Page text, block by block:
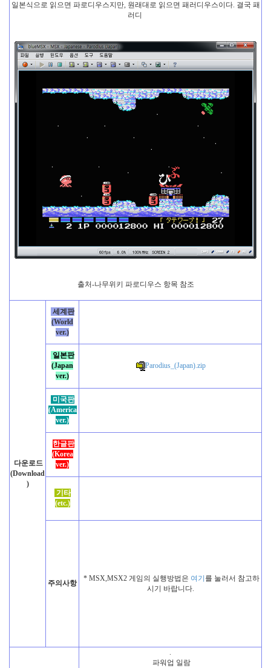
일본식으로 읽으면 파로디우스지만, 원래대로 읽으면 패러디우스이다. 결국 패
러디
출처-나무위키 파로디우스 항목 참조
다운로드
(Download
)
세계판
(World
ver.)
일본판
(Japan
ver.)
Parodius_(Japan).zip
미국판
(America
ver.)
한글판
(Korea
ver.)
기타
(etc.)
주의사항
* MSX,MSX2 게임의 실행방법은 여기 를 눌러서 참고하
시기 바랍니다.
.
파워업 일람